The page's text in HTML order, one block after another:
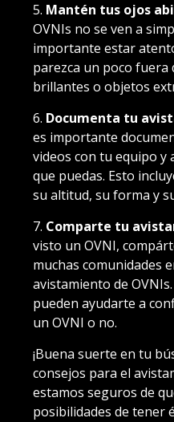
5. Mantén tus ojos
OVNIs no se ven a
importante estar
parezca un poco fuera
brillantes o objetos
6. Documenta tu
es importante
videos con tu equipo y
que puedas. Esto
su altitud, su forma y
7. Comparte tu
visto un OVNI,
muchas comunidades
avistamiento de
pueden ayudarte a
un OVNI o no.
¡Buena suerte en tu
consejos para el
estamos seguros de
posibilidades de tener